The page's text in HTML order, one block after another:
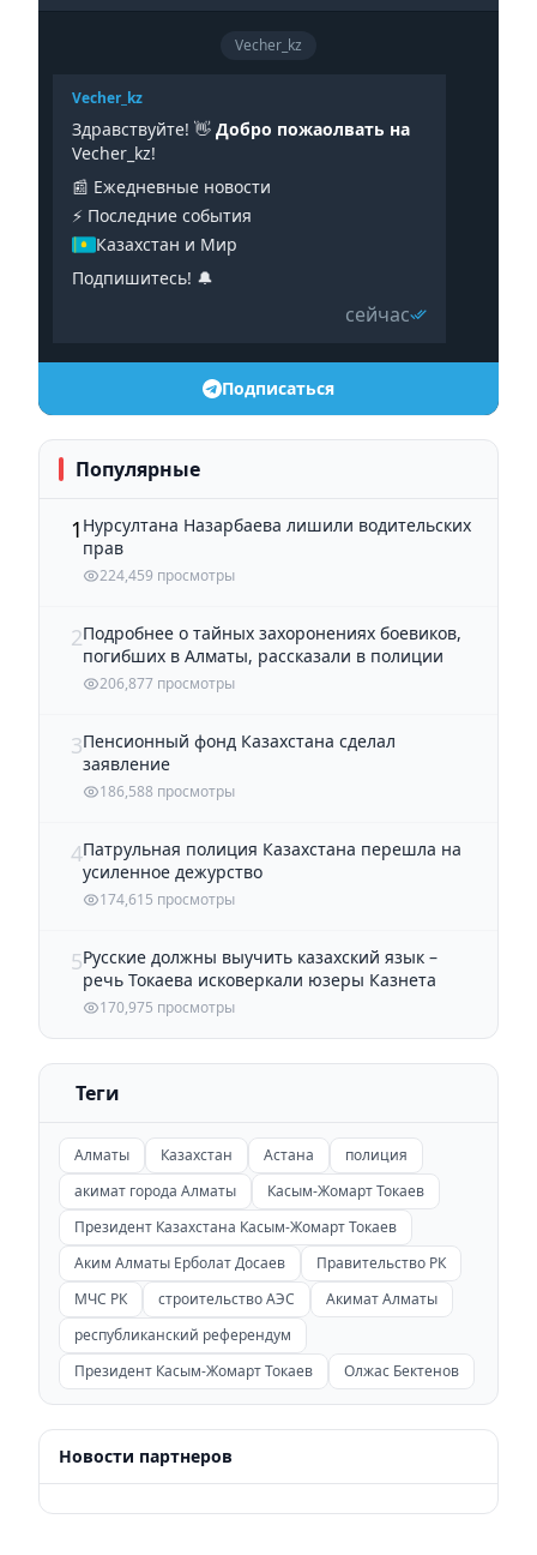
Vecher_kz
Vecher_kz
Здравствуйте! 👋 Добро пожаолвать на
Vecher_kz!
📰 Ежедневные новости
⚡️ Последние события
Казахстан и Мир
Подпишитесь! 🔔
сейчас
Подписаться
Популярные
1 Нурсултана Назарбаева лишили водительских
прав
224,459 просмотры
2Подробнее о тайных захоронениях боевиков,
погибших в Алматы, рассказали в полиции
206,877 просмотры
3Пенсионный фонд Казахстана сделал
заявление
186,588 просмотры
4Патрульная полиция Казахстана перешла на
усиленное дежурство
174,615 просмотры
5Русские должны выучить казахский язык –
речь Токаева исковеркали юзеры Казнета
170,975 просмотры
Теги
Алматы Казахстан Астана
полиция
акимат города Алматы
Касым-Жомарт Токаев
Президент Казахстана Касым-Жомарт Токаев
Аким Алматы Ерболат Досаев
Правительство РК
МЧС РК
строительство АЭС
Акимат Алматы
республиканский референдум
Президент Касым-Жомарт Токаев
Олжас Бектенов
Новости партнеров